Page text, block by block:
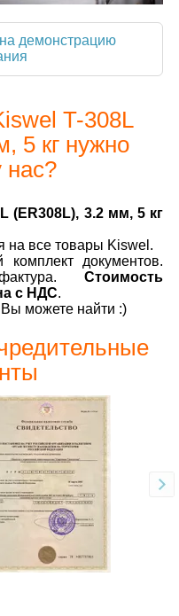
демонстрацию
T-308L
5 кг нужно
нас?
(ER308L), 3.2 мм, 5 кг
на все товары Kiswel.
документов.
Стоимость
с НДС.
можете найти :)